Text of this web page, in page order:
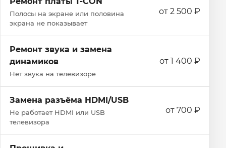
Полосы на экране или половина
экрана не показывает
от 2 500 ₽
Ремонт звука и замена
динамиков
Нет звука на телевизоре
от 1 400 ₽
Замена разъёма HDMI/USB
Не работает HDMI или USB
телевизора
от 700 ₽